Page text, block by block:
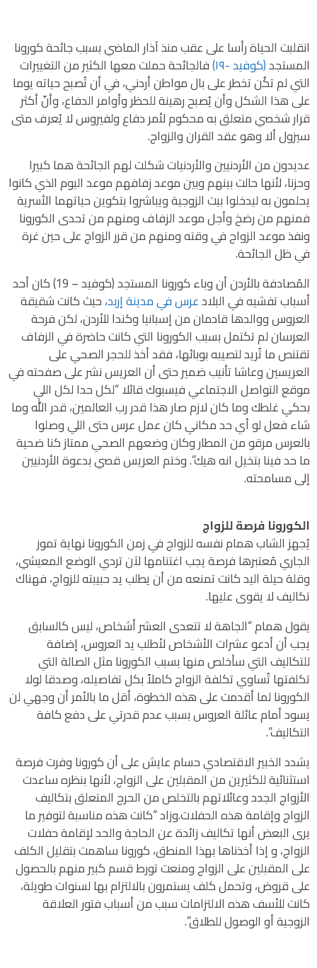
انقلبت الحياة رأسا على عقب منذ آذار الماضي بسبب جائحة كورونا
المستجد(كوفيد -١٩) فالجائحة حملت معها الكثير من التغييرات
التي لم تكُن تخطر على بال مواطن أردني، في أن تُصبح حياته يوما
على هذا الشكل وأن يُصبح رهينة للحظر وأوامر الدفاع، وأنّ أكثر
قرار شخصي متعلق به محكوم لأمر دفاع ولفيروس لا يُعرف متى
سيزول ألا وهو عقد القران والزواج.
عديدون من الأردنيين والأردنيات شكلت لهم الجائحة هما كبيرا
وحزنا، لأنها حالت بينهم وبين موعد زفافهم موعد اليوم الذي كانوا
يحلمون به ليدخلوا بيت الزوجية ويباشروا بتكوين حياتهما الأسرية
فمنهم من رضخ وأجل موعد الزفاف ومنهم من تحدى الكورونا
ونفذ موعد الزواج في وقته ومنهم من قرر الزواج على حين غرة
في ظل الجائحة.
المُصادفة بالأردن أن وباء كورونا المستجد (كوفيد – 19) كان أحد
أسباب تفشيه في البلادعرس في مدينة إربد، حيث كانت شقيقة
العروس ووالدها قادمان من إسبانيا وكندا للأردن، لكن فرحة
العرسان لم تكتمل بسبب الكورونا التي كانت حاضرة في الزفاف
تقتنص ما تُريد لتصيبه بوبائها، فقد أخذ للحجر الصحي على
العريسين وعاشا تأنيب ضمير حتى أن العريس نشر على صفحته في
موقع التواصل الاجتماعي فيسبوك قائلا “لكل حدا لكل اللي
بحكي غلطك وما كان لازم صار هذا قدر رب العالمين، قدر الله وما
شاء فعل لو أي حد مكاني كان عمل عرس حتى اللي وصلوا
بالعرس مرقو من المطار وكان وضعهم الصحي ممتاز كنا ضحية
ما حد فينا بتخيل انه هيك”. وختم العريس قصي بدعوة الأردنيين
إلى مسامحته.
الكورونا فرصة للزواج
يُجهز الشاب همام نفسه للزواج في زمن الكورونا نهاية تموز
الجاري مُعتبرها فرصة يجب اغتنامها لآن تردي الوضع المعيشي،
وقلة حيلة اليد كانت تمنعه من أن يطلب يد حبيبته للزواج، فهناك
تكاليف لا يقوى عليها.
يقول همام “الجاهة لا تتعدى العشر أشخاص، ليس كالسابق
يجب أن أدعو عشرات الأشخاص لأطلب يد العروس، إضافة
للتكاليف التي سأخلص منها بسبب الكورونا مثل الصالة التي
تكلفتها تُساوي تكلفة الزواج كاملاً بكل تفاصيله، وصدقا لولا
الكورونا لما أقدمت على هذه الخطوة، أقل ما بالأمر أن وجهي لن
يسود أمام عائلة العروس بسبب عدم قدرتي على دفع كافة
التكاليف”.
يشدد الخبير الاقتصادي حسام عايش على أن كورونا وفرت فرصة
استثنائية للكثيرين من المقبلين على الزواج، لأنها بنظره ساعدت
الأزواج الجدد وعائلاتهم بالتخلص من الحرج المتعلق بتكاليف
الزواج وإقامة هذه الحفلات.وزاد “كانت هذه مناسبة لتوفير ما
يرى البعض أنها تكاليف زائدة عن الحاجة والحد لإقامة حفلات
الزواج، و إذا أخذناها بهذا المنطق، كورونا ساهمت بتقليل الكلف
على المقبلين على الزواج ومنعت تورط قسم كبير منهم بالحصول
على قروض، وتحمل كلف يستمرون بالالتزام بها لسنوات طويلة،
كانت للأسف هذه الالتزامات سبب من أسباب فتور العلاقة
الزوجية أو الوصول للطلاق”.